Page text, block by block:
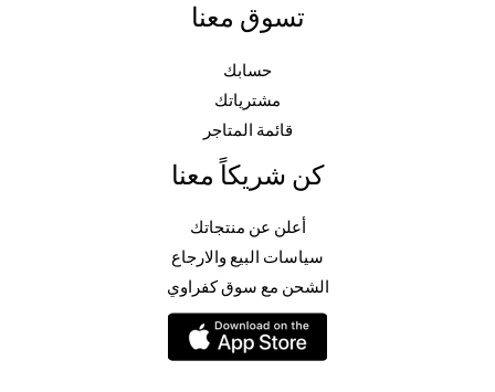
تسوق معنا
حسابك
مشترياتك
قائمة المتاجر
كن شريكاً معنا
أعلن عن منتجاتك
سياسات البيع والارجاع
الشحن مع سوق كفراوي